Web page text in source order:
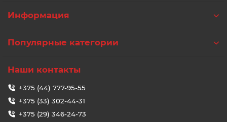
Информация
Популярные категории
Наши контакты
+375 (44) 777-95-55
+375 (33) 302-44-31
+375 (29) 346-24-73